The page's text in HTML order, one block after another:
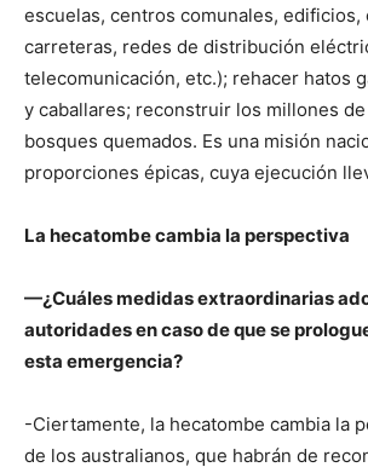
escuelas, centros comunales, edificios,
carreteras, redes de distribución
telecomunicación, etc.); rehacer hatos
y caballares; reconstruir los millones
bosques quemados. Es una misión
proporciones épicas, cuya ejecución
La hecatombe cambia la perspectiva
—¿Cuáles medidas extraordinarias
autoridades en caso de que se
esta emergencia?
-Ciertamente, la hecatombe cambia la
de los australianos, que habrán de